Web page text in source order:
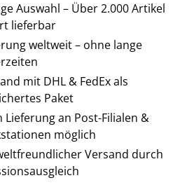
Auswahl – Über 2.000 Artikel
lieferbar
weltweit – ohne lange
mit DHL & FedEx als
Paket
Lieferung an Post-Filialen &
möglich
Versand durch